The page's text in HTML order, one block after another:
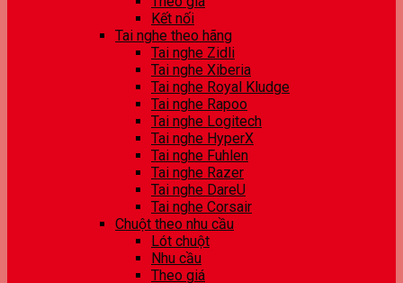
Kết nối
Tai nghe theo hãng
Tai nghe Zidli
Tai nghe Xiberia
Tai nghe Royal Kludge
Tai nghe Rapoo
Tai nghe Logitech
Tai nghe HyperX
Tai nghe Fuhlen
Tai nghe Razer
Tai nghe DareU
Tai nghe Corsair
Chuột theo nhu cầu
Lót chuột
Nhu cầu
Theo giá